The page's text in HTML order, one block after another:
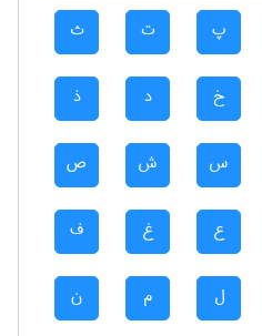
پ ت ث
خ د ذ
س ش ص
ع غ ف
ل م ن